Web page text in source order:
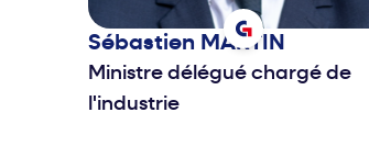
Sébastien MARTIN
Ministre délégué chargé de
l'industrie